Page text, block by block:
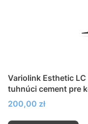
Variolink Esthetic
tuhnúci cement pre
Cena
200,00 zł